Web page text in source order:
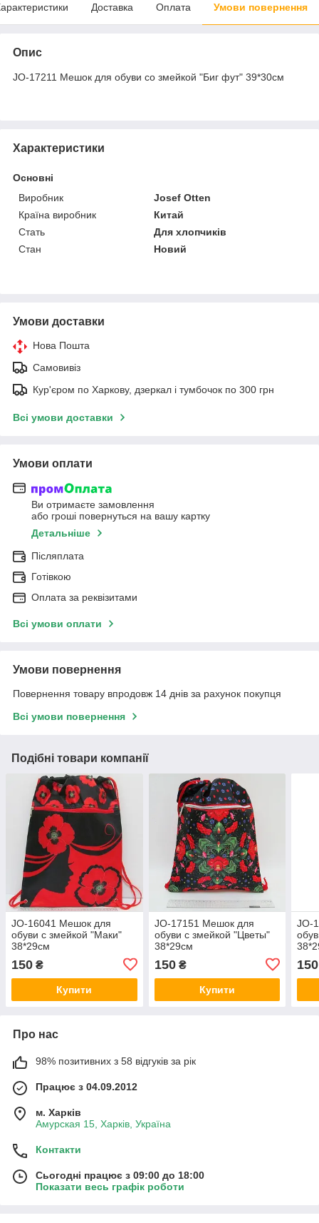
Доставка Оплата Умови повернення
Опис
JO-17211 Мешок для обуви со змейкой "Биг фут" 39*30см
Характеристики
Основні
Виробник
Josef Otten
Країна виробник
Китай
Стать
Для хлопчиків
Стан
Новий
Умови доставки
Нова Пошта
Самовивіз
Кур'єром по Харкову, дзеркал і тумбочок по 300 грн
Всі умови доставки
Умови оплати
Ви отримаєте замовлення
або гроші повернуться на вашу картку
Детальніше
Післяплата
Готівкою
Оплата за реквізитами
Всі умови оплати
Умови повернення
Повернення товару впродовж 14 днів за рахунок покупця
Всі умови повернення
Подібні товари компанії
JO-16041 Мешок для
обуви с змейкой "Маки"
38*29см
150 ₴
Купити
JO-17151 Мешок для
обуви с змейкой "Цветы"
38*29см
150₴
Купити
JO-
150
Про нас
98% позитивних з 58 відгуків за рік
Працює з 04.09.2012
м. Харків
Амурская 15, Харків, Україна
Контакти
Сьогодні працює з 09:00 до 18:00
Показати весь графік роботи